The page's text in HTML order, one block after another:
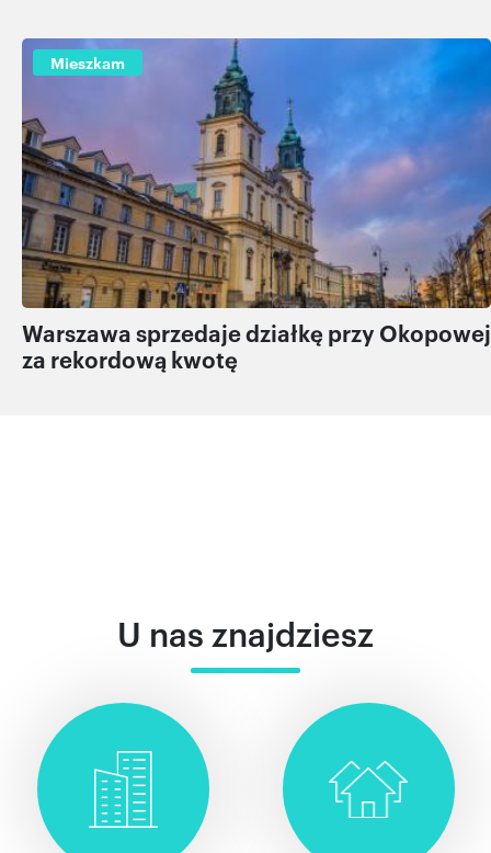
Mieszkam
Warszawa sprzedaje działkę przy Okopowej
za rekordową kwotę
U nas znajdziesz